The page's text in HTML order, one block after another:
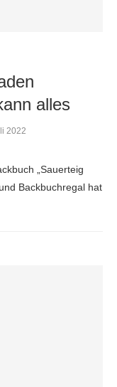
alles
2022
„Sauerteig
Backbuchregal hat